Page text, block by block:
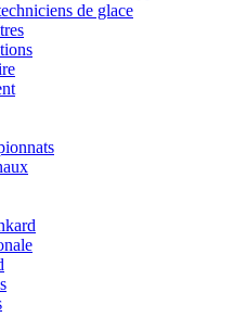
de glace